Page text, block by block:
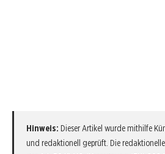
Hinweis: Dieser Artikel wurde mithilfe
und redaktionell geprüft. Die